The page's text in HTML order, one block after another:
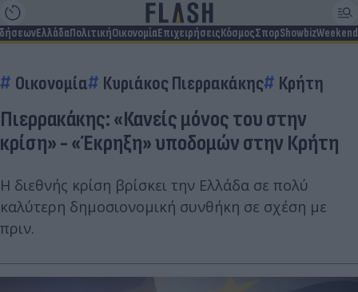
ΕλλάδαΠολιτικήΟικονομίαΕπιχειρήσειςΚόσμοςΣπορShowbizWeekend
Οικονομία Κυριάκος Πιερρακάκης Κρήτη
Πιερρακάκης: «Κανείς μόνος του στην
κρίση» - «Έκρηξη» υποδομών στην Κρήτη
Η διεθνής κρίση βρίσκει την Ελλάδα σε πολύ
καλύτερη δημοσιονομική συνθήκη σε σχέση με
πριν.